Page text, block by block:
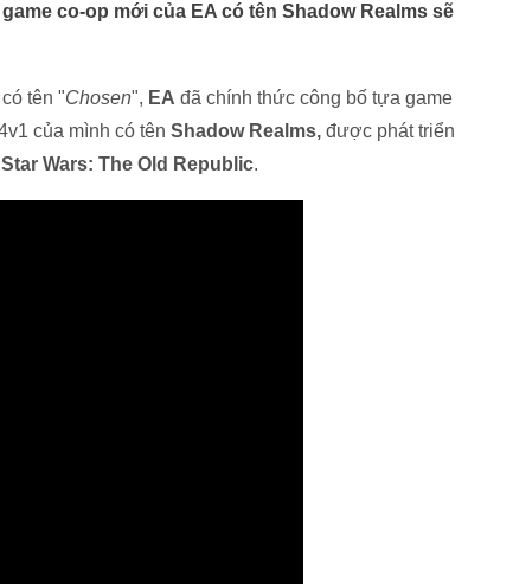
co-op mới của EA có tên Shadow Realms sẽ
tên "Chosen", EA đã chính thức công bố tựa game
của mình có tên Shadow Realms, được phát triển
Star Wars: The Old Republic.